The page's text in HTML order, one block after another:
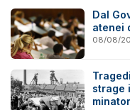
Dal
atenei
08/08/
strage